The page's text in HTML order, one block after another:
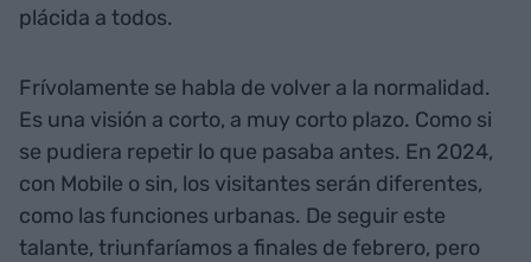
plácida a todos.
Frívolamente se habla de volver a la normalidad.
Es una visión a corto, a muy corto plazo. Como si
se pudiera repetir lo que pasaba antes. En 2024,
con Mobile o sin, los visitantes serán diferentes,
como las funciones urbanas. De seguir este
talante, triunfaríamos a finales de febrero, pero